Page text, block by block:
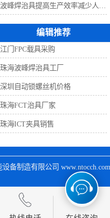
编辑推荐
江门FPC载具采购
珠海波峰焊治具工厂
深圳自动锁螺丝机价格
珠海FCT治具厂家
珠海ICT夹具销售
备制造有限公司